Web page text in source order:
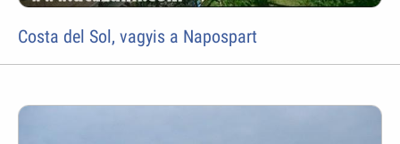
Costa del Sol, vagyis a Napospart